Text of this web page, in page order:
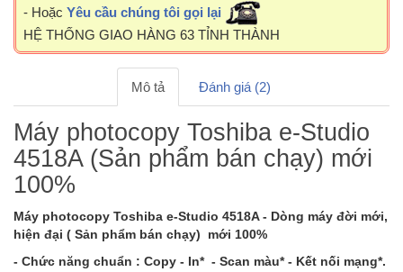
- Hoặc Yêu cầu chúng tôi gọi lại
HỆ THỐNG GIAO HÀNG 63 TỈNH THÀNH
Mô tả Đánh giá (2)
Máy photocopy Toshiba e-Studio
4518A (Sản phẩm bán chạy) mới
100%
Máy photocopy Toshiba e-Studio 4518A - Dòng máy đời mới,
hiện đại ( Sản phẩm bán chạy) mới 100%
- Chức năng chuẩn : Copy - In* - Scan màu* - Kết nối mạng*.